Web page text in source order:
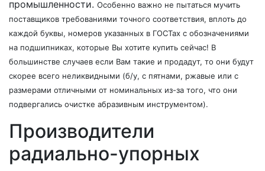
промышленности. Особенно важно не пытаться мучить
поставщиков требованиями точного соответствия, вплоть до
каждой буквы, номеров указанных в ГОСТах с обозначениями
на подшипниках, которые Вы хотите купить сейчас! В
большинстве случаев если Вам такие и продадут, то они будут
скорее всего неликвидными (б/у, с пятнами, ржавые или с
размерами отличными от номинальных из-за того, что они
подвергались очистке абразивным инструментом).
Производители
радиально-упорных